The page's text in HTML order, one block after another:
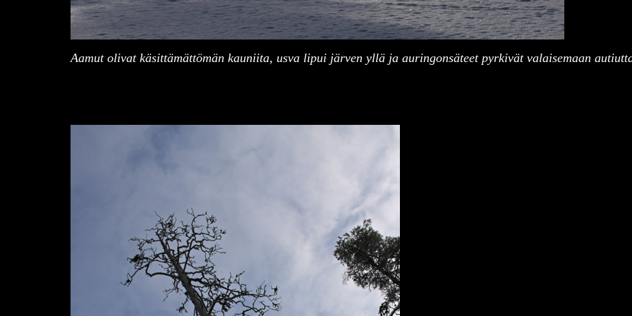
Aamut olivat käsittämättömän kauniita, usva lipui järven yllä ja auringonsäteet pyrkivät valaisemaan